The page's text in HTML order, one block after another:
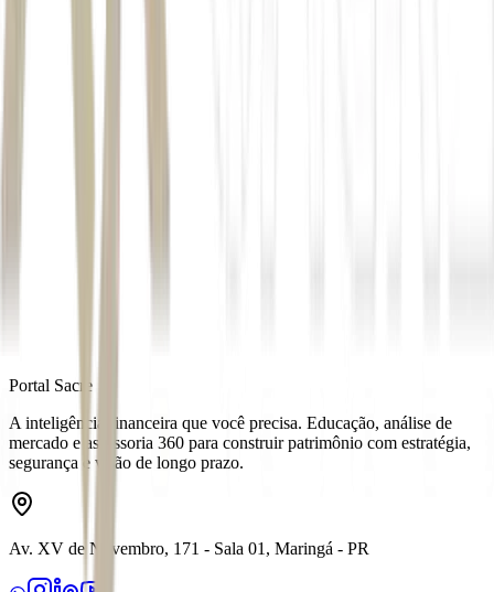
Portal Sacre
A inteligência financeira que você precisa. Educação, análise de
mercado e assessoria 360 para construir patrimônio com estratégia,
segurança e visão de longo prazo.
Av. XV de Novembro, 171 - Sala 01, Maringá - PR